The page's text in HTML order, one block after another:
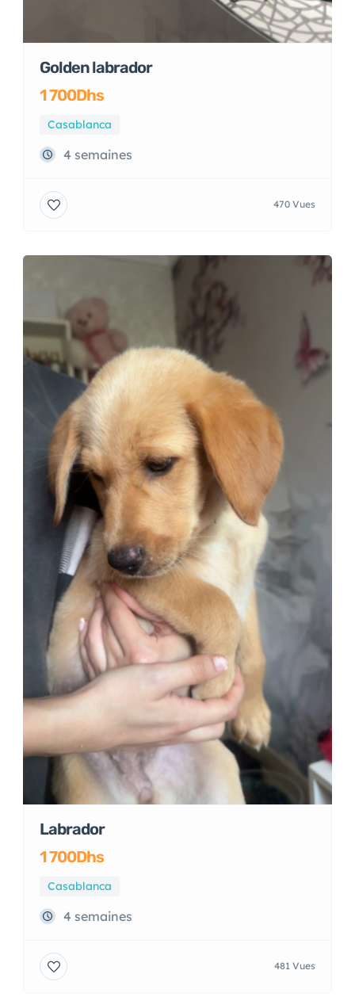
Golden labrador
1 700Dhs
Casablanca
4 semaines
470 Vues
Labrador
1 700Dhs
Casablanca
4 semaines
481 Vues